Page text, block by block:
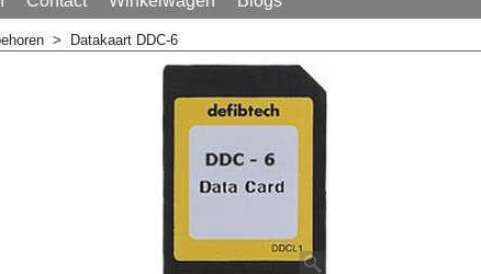
> Datakaart DDC-6